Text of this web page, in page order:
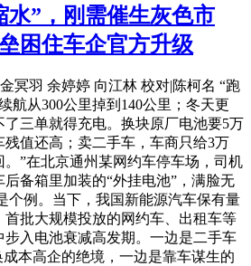
水”，刚需催生灰色市
困住车企官方升级
冥羽 余婷婷 向江林 校对|陈柯名 “跑
航从300公里掉到140公里；冬天更
了三单就得充电。换块原厂电池要5万
残值还高；卖二手车，车商只给3万
。”在北京通州某网约车停车场，司机
备箱里加装的“外挂电池”，满脸无
个例。当下，我国新能源汽车保有量
首批大规模投放的网约车、出租车等
步入电池衰减高发期。一边是二手车
成本高企的绝境，一边是靠车谋生的